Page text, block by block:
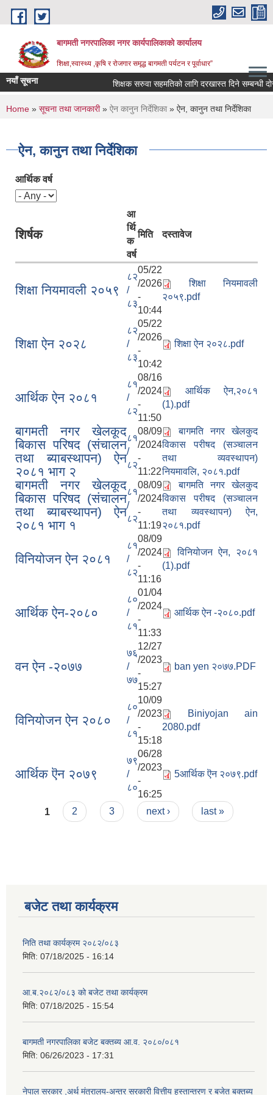
Skip to main content
बागमती नगरपालिका नगर कार्यपालिकाको कार्यालय
शिक्षा,स्वास्थ्य ,कृषि र रोजगार समृद्ध बागमती पर्यटन र पूर्वाधार”
नयाँ सूचना शिक्षक सरुवा सहमतिको लागि दरखास्त दिने सम्बन्धी
You are here
Home » सूचना तथा जानकारी» ऐन कानुन निर्देशिका » ऐन, कानुन तथा निर्देशिका
ऐन, कानुन तथा निर्देशिका
आर्थिक वर्ष
शिर्षक
आ
र्थि
क
वर्ष
मिति दस्तावेज
शिक्षा नियमावली २०५९
८२
/
८३
05/22
/2026
-
10:44
शिक्षा नियमावली
२०५९.pdf
शिक्षा ऐन २०२८
८२
/
८३
05/22
/2026
-
10:42
शिक्षा ऐन २०२८.pdf
आर्थिक ऐन २०८१
८१
/
८२
08/16
/2024
-
11:50
आर्थिक ऐन,२०८१
(1).pdf
बागमती नगर खेलकूद
बिकास परिषद (संचालन
तथा ब्याबस्थापन) ऐन
२०८१ भाग २
८१
/
८२
08/09
/2024
-
11:22
बागमति नगर खेलकुद
विकास परीषद (सञ्चालन
तथा व्यवस्थापन)
नियमावलि, २०८१.pdf
बागमती नगर खेलकूद
बिकास परिषद (संचालन
तथा ब्याबस्थापन) ऐन
२०८१ भाग १
८१
/
८२
08/09
/2024
-
11:19
बागमति नगर खेलकुद
विकास परीषद (सञ्चालन
तथा व्यवस्थापन) ऐन,
२०८१.pdf
विनियोजन ऐन २०८१
८१
/
८२
08/09
/2024
-
11:16
विनियोजन ऐन, २०८१
(1).pdf
आर्थिक ऐन-२०८०
८०
/
८१
01/04
/2024
-
11:33
आर्थिक ऐन -२०८०.pdf
वन ऐन -२०७७
७६
/
७७
12/27
/2023
-
15:27
ban yen २०७७.PDF
विनियोजन ऐन २०८०
८०
/
८१
10/09
/2023
-
15:18
Biniyojan ain
2080.pdf
आर्थिक ऎन २०७९
७९
/
८०
06/28
/2023
-
16:25
5आर्थिक ऎन २०७९.pdf
Pages
1 2 3 next › last »
बजेट तथा कार्यक्रम
निति तथा कार्यक्रम २०८२/०८३
मिति: 07/18/2025 - 16:14
आ.ब.२०८२/०८३ को बजेट तथा कार्यक्रम
मिति: 07/18/2025 - 15:54
बागमती नगरपालिका बजेट बक्तब्य आ.व. २०८०/०८१
मिति: 06/26/2023 - 17:31
नेपाल सरकार ,अर्थ मंत्रालय-अन्तर सरकारी वित्तीय हस्तान्तरण र बजेत बक्तब्य